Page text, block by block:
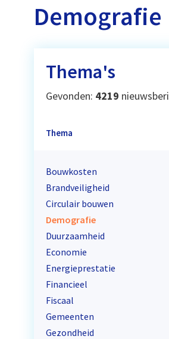
Demografie
Thema's
Gevonden: 4219
Thema
Bouwkosten
Brandveiligheid
Circulair bouwen
Demografie
Duurzaamheid
Economie
Energieprestatie
Financieel
Fiscaal
Gemeenten
Gezondheid